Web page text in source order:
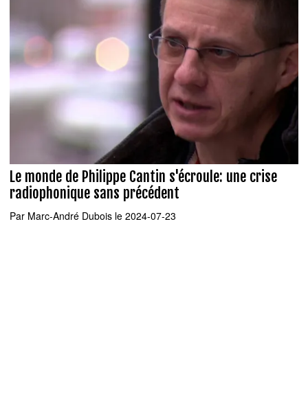
Le monde de Philippe Cantin s'écroule: une crise
radiophonique sans précédent
Par Marc-André Dubois le 2024-07-23